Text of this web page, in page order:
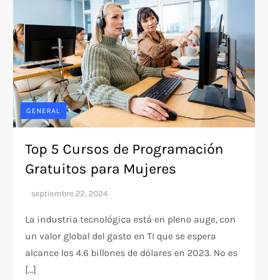
GENERAL
Top 5 Cursos de Programación
Gratuitos para Mujeres
La industria tecnológica está en pleno auge, con
un valor global del gasto en TI que se espera
alcance los 4.6 billones de dólares en 2023. No es
[…]